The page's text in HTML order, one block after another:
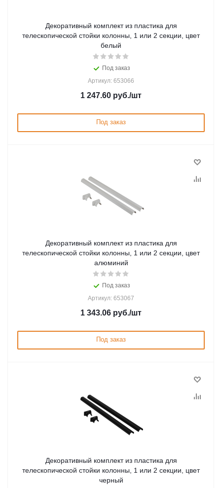
Декоративный комплект из пластика для
телескопической стойки колонны, 1 или 2 секции, цвет
белый
Под заказ
Артикул: 653066
1 247.60 руб./шт
Под заказ
Декоративный комплект из пластика для
телескопической стойки колонны, 1 или 2 секции, цвет
алюминий
Под заказ
Артикул: 653067
1 343.06 руб./шт
Под заказ
Декоративный комплект из пластика для
телескопической стойки колонны, 1 или 2 секции, цвет
черный